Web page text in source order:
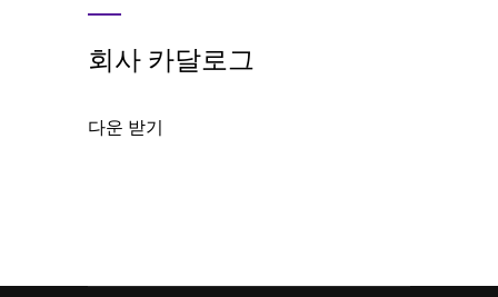
회사 카달로그
다운 받기